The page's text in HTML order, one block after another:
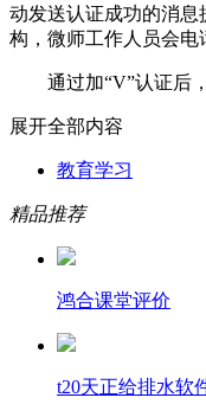
动发送认证成功的消息
构，微师工作人员会电
通过加“V”认证后
展开全部内容
教育学习
精品推荐
鸿合课堂评价
t20天正给排水软